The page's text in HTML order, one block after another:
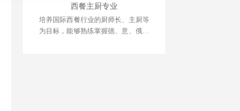
西餐主厨专业
培养国际西餐行业的厨师长、主厨等
为目标，能够熟练掌握德、意、俄等